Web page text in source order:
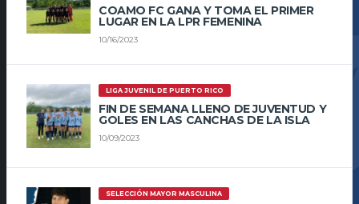
COAMO FC GANA Y TOMA EL PRIMER
LUGAR EN LA LPR FEMENINA
10/16/2023
LIGA JUVENIL DE PUERTO RICO
FIN DE SEMANA LLENO DE JUVENTUD Y
GOLES EN LAS CANCHAS DE LA ISLA
10/09/2023
SELECCIÓN MAYOR MASCULINA